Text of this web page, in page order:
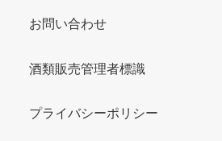
お問い合わせ
酒類販売管理者標識
プライバシーポリシー